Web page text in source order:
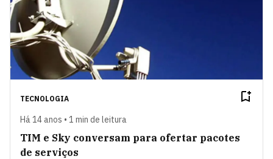
TECNOLOGIA
Há 14 anos • 1 min de leitura
TIM e Sky conversam para ofertar pacotes
de serviços